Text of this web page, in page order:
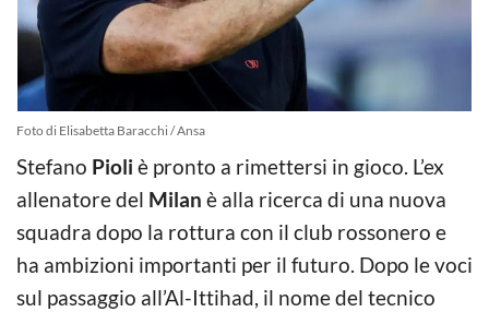
Foto di Elisabetta Baracchi / Ansa
Stefano Pioli è pronto a rimettersi in gioco. L’ex
allenatore del Milan è alla ricerca di una nuova
squadra dopo la rottura con il club rossonero e
ha ambizioni importanti per il futuro. Dopo le voci
sul passaggio all’Al-Ittihad, il nome del tecnico